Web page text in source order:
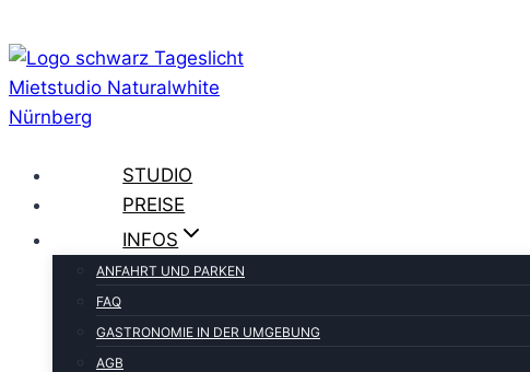
Inhalt
springen
STUDIO
PREISE
INFOS
ANFAHRT UND PARKEN
FAQ
GASTRONOMIE IN DER UMGEBUNG
AGB